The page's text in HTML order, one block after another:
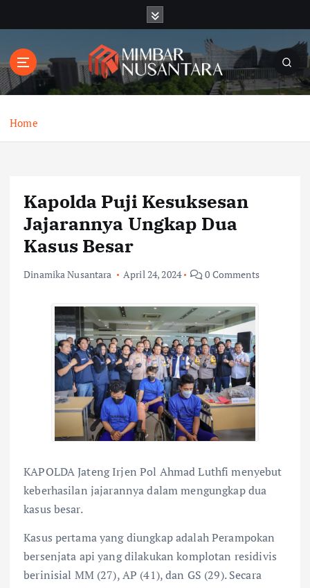
t
o
Home
Kapolda Puji Kesuksesan
Jajarannya Ungkap Dua
Kasus Besar
Dinamika Nusantara April 24, 2024 0 Comments
KAPOLDA Jateng Irjen Pol Ahmad Luthfi menyebut
keberhasilan jajarannya dalam mengungkap dua
kasus besar.
Kasus pertama yang diungkap adalah Perampokan
bersenjata api yang dilakukan komplotan residivis
berinisial MM (27), AP (41), dan GS (29). Secara